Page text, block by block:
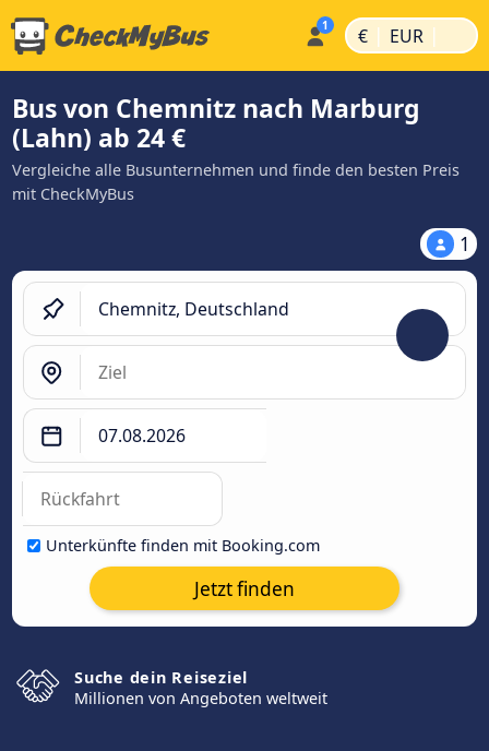
€ | EUR |
Bus von Chemnitz nach Marburg
(Lahn) ab 24 €
Vergleiche alle Busunternehmen und finde den besten Preis
mit CheckMyBus
1
Unterkünfte finden mit Booking.com
Jetzt finden
Suche dein Reiseziel
Millionen von Angeboten weltweit